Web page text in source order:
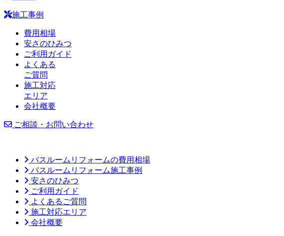
施工事例
費用相場
安さのひみつ
ご利用ガイド
よくある
ご質問
施工対応
エリア
会社概要
ご相談・お問い合わせ
バスルームリフォームの費用相場
バスルームリフォーム施工事例
安さのひみつ
ご利用ガイド
よくあるご質問
施工対応エリア
会社概要